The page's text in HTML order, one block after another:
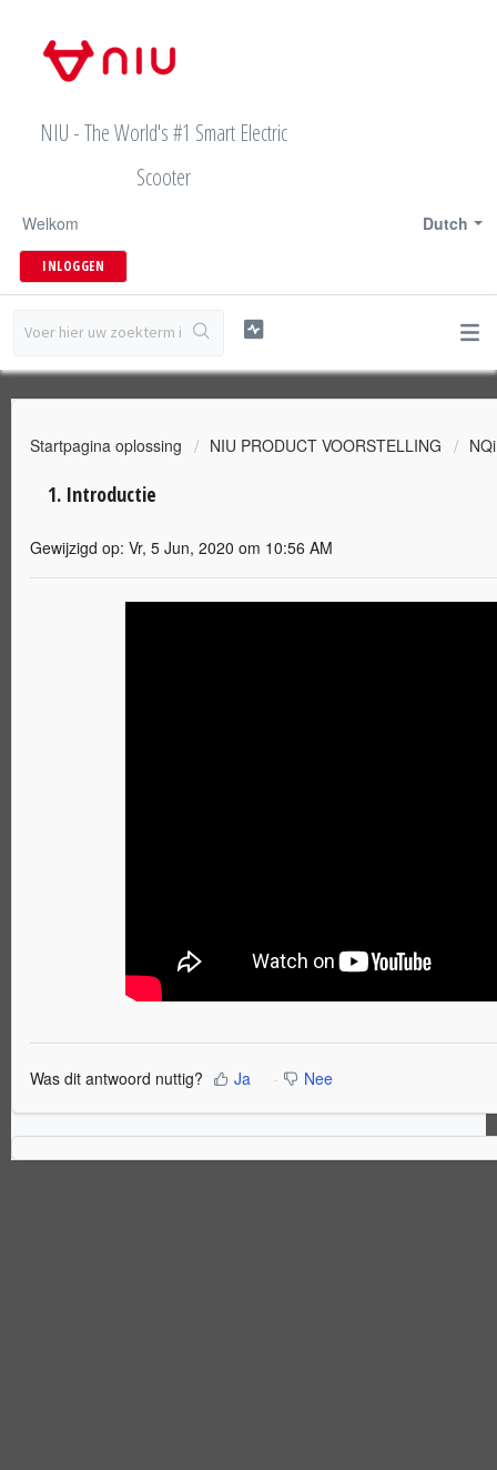
NIU - The World's #1 Smart Electric
Scooter
Dutch
Welkom
INLOGGEN
Startpagina oplossing NIU PRODUCT VOORSTELLING
1. Introductie
Gewijzigd op: Vr, 5 Jun, 2020 om 10:56 AM
Was dit antwoord nuttig? Ja Nee